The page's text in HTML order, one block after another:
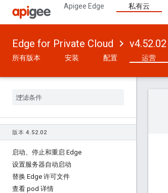
Apigee Edge 私有云
Edge for Private Cloud v4.52.02
所有版本 安装 配置 运营
版本 4. 52.02
启动、停止和重启 Edge
设置服务器自动启动
替换 Edge 许可文件
查看 pod 详情